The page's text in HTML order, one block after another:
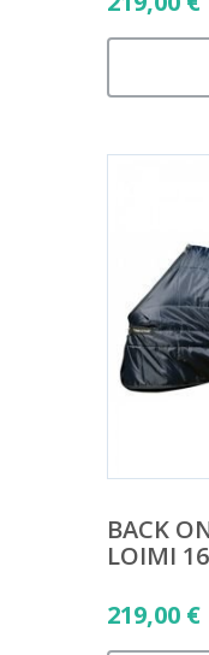
BACK
LOIMI
219,00 €